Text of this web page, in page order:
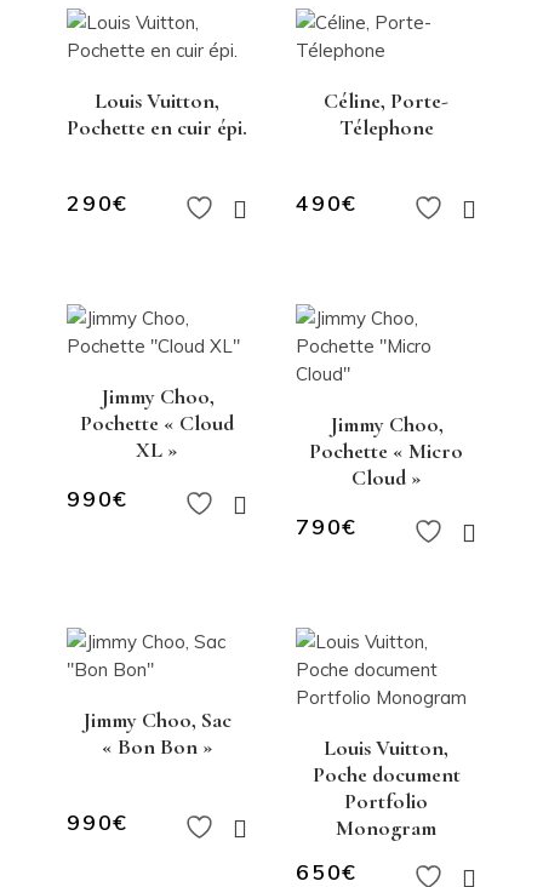
Louis Vuitton,
Pochette en cuir épi.
290€
Céline, Porte-
Télephone
490€
Jimmy Choo,
Pochette « Cloud
XL »
990€
Jimmy Choo,
Pochette « Micro
Cloud »
790€
Jimmy Choo, Sac
« Bon Bon »
990€
Louis Vuitton,
Poche document
Portfolio
Monogram
650€